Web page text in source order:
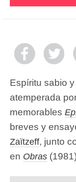
Espíritu sabio
atemperada
memorables
breves y
Zaïtzeff, junto
en Obras